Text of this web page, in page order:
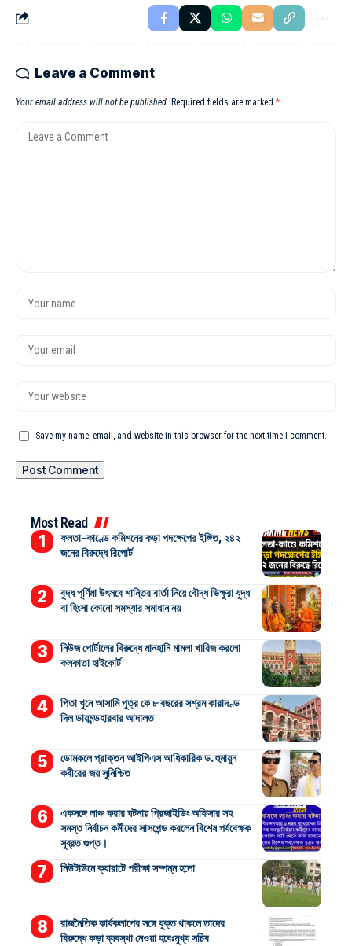
Leave a Comment
Your email address will not be published. Required fields are marked *
Save my name, email, and website in this browser for the next time I comment.
Most Read
ফলতা-কাণ্ডে কমিশনের কড়া পদক্ষেপের ইঙ্গিত, ২৪২
জনের বিরুদ্ধে রিপোর্ট
বুদ্ধ পূর্ণিমা উৎসবে শান্তির বার্তা নিয়ে বৌদ্ধ ভিক্ষুরা যুদ্ধ
বা হিংসা কোনো সমস্যার সমাধান নয়
নিউজ পোর্টালের বিরুদ্ধে মানহানি মামলা খারিজ করলো
কলকাতা হাইকোর্ট
পিতা খুনে আসামি পুত্র কে ৮ বছরের সশ্রম কারাদণ্ড
দিল ডায়মন্ডহারবার আদালত
ডোমকলে প্রাক্তন আইপিএস আধিকারিক ড. হুমায়ুন
কবীরের জয় সুনিশ্চিত
একসঙ্গে লাঞ্চ করার ঘটনায় প্রিজাইডিং অফিসার সহ
সমস্ত নির্বাচন কর্মীদের সাসপেন্ড করলেন বিশেষ পর্যবেক্ষক
সুব্রত গুপ্ত।
নিউটাউনে ক্যারাটে পরীক্ষা সম্পন্ন হলো
রাজনৈতিক কার্যকলাপের সঙ্গে যুক্ত থাকলে তাদের
বিরুদ্ধে কড়া ব্যবস্থা নেওয়া হবেঃমুখ্য সচিব